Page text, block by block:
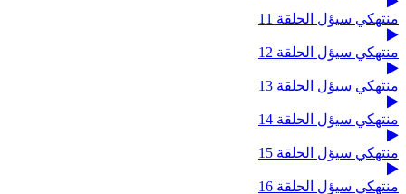
منتهكي سيؤل الحلقة 11
منتهكي سيؤل الحلقة 12
منتهكي سيؤل الحلقة 13
منتهكي سيؤل الحلقة 14
منتهكي سيؤل الحلقة 15
منتهكي سيؤل الحلقة 16